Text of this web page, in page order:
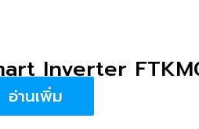
Inverter
อ่านเพิ่ม